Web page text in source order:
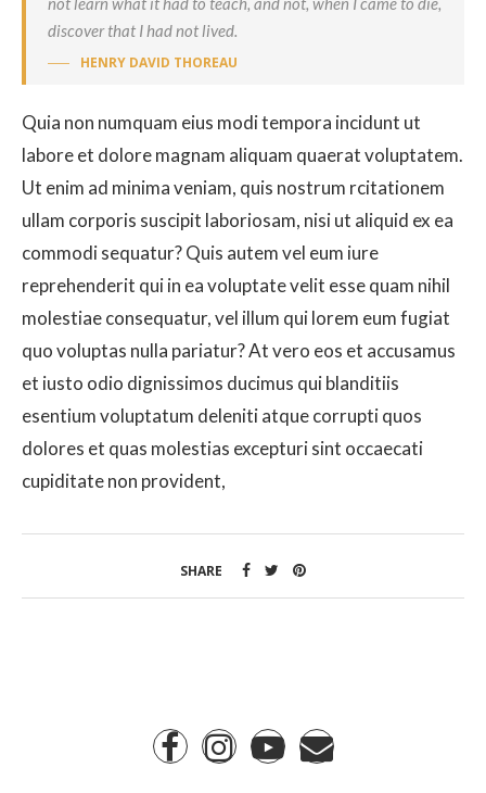
discover that I had not lived.
HENRY DAVID THOREAU
Quia non numquam eius modi tempora incidunt ut
labore et dolore magnam aliquam quaerat voluptatem.
Ut enim ad minima veniam, quis nostrum rcitationem
ullam corporis suscipit laboriosam, nisi ut aliquid ex ea
commodi sequatur? Quis autem vel eum iure
reprehenderit qui in ea voluptate velit esse quam nihil
molestiae consequatur, vel illum qui lorem eum fugiat
quo voluptas nulla pariatur? At vero eos et accusamus
et iusto odio dignissimos ducimus qui blanditiis
esentium voluptatum deleniti atque corrupti quos
dolores et quas molestias excepturi sint occaecati
cupiditate non provident,
SHARE